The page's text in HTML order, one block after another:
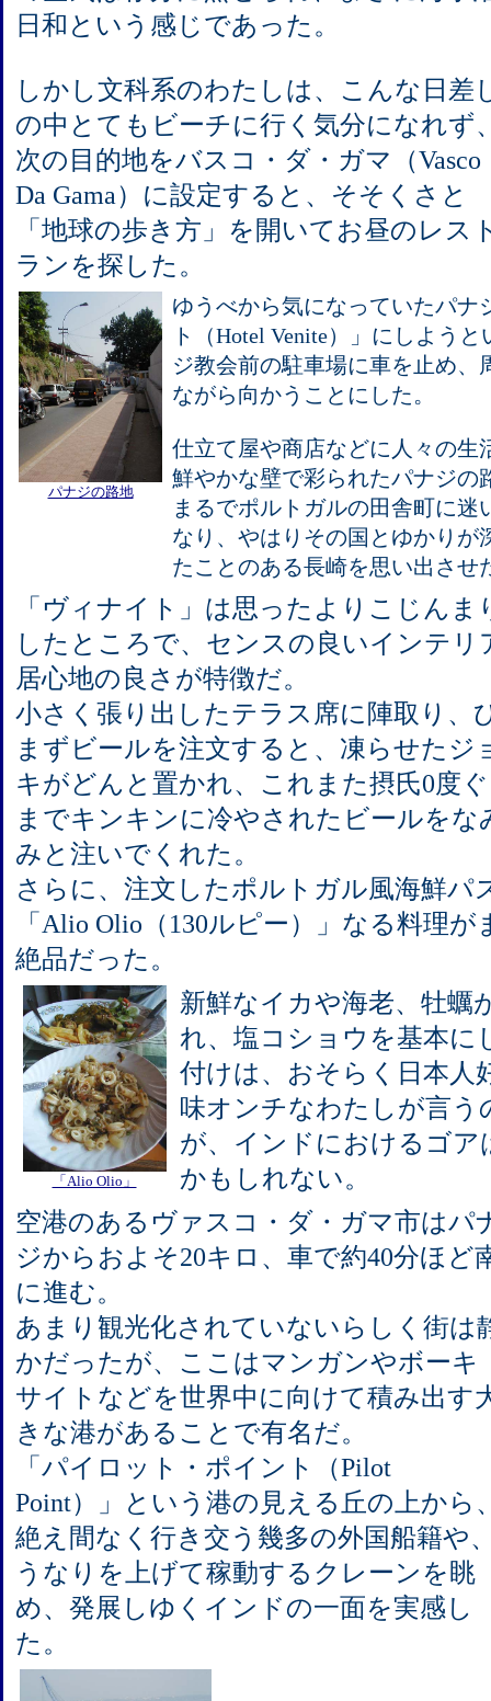
日和という感じであった。
しかし文科系のわたしは、こんな日差
の中とてもビーチに行く気分になれず
次の目的地をバスコ・ダ・ガマ（Vasco
Da Gama）に設定すると、そそくさと
「地球の歩き方」を開いてお昼のレス
ランを探した。
パナジの路地
ゆうべから気になっていたパナ
ト（Hotel Venite）」にしよう
ジ教会前の駐車場に車を止め、
ながら向かうことにした。
仕立て屋や商店などに人々の生
鮮やかな壁で彩られたパナジの
まるでポルトガルの田舎町に迷
なり、やはりその国とゆかりが
たことのある長崎を思い出させ
「ヴィナイト」は思ったよりこじんま
したところで、センスの良いインテリ
居心地の良さが特徴だ。
小さく張り出したテラス席に陣取り、
まずビールを注文すると、凍らせたジ
キがどんと置かれ、これまた摂氏0度
までキンキンに冷やされたビールをな
みと注いでくれた。
さらに、注文したポルトガル風海鮮パ
「Alio Olio（130ルピー）」なる料理が
絶品だった。
「Alio Olio」
新鮮なイカや海老、牡蠣
れ、塩コショウを基本に
付けは、おそらく日本人
味オンチなわたしが言う
が、インドにおけるゴア
かもしれない。
空港のあるヴァスコ・ダ・ガマ市はパ
ジからおよそ20キロ、車で約40分ほど
に進む。
あまり観光化されていないらしく街は
かだったが、ここはマンガンやボーキ
サイトなどを世界中に向けて積み出す
きな港があることで有名だ。
「パイロット・ポイント（Pilot
Point）」という港の見える丘の上から
絶え間なく行き交う幾多の外国船籍や
うなりを上げて稼動するクレーンを眺
め、発展しゆくインドの一面を実感し
た。